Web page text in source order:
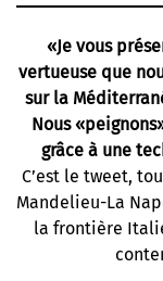
«Je vous
vertueuse que
sur la
Nous
grâce à une
C’est le tweet,
Mandelieu-La
la frontière